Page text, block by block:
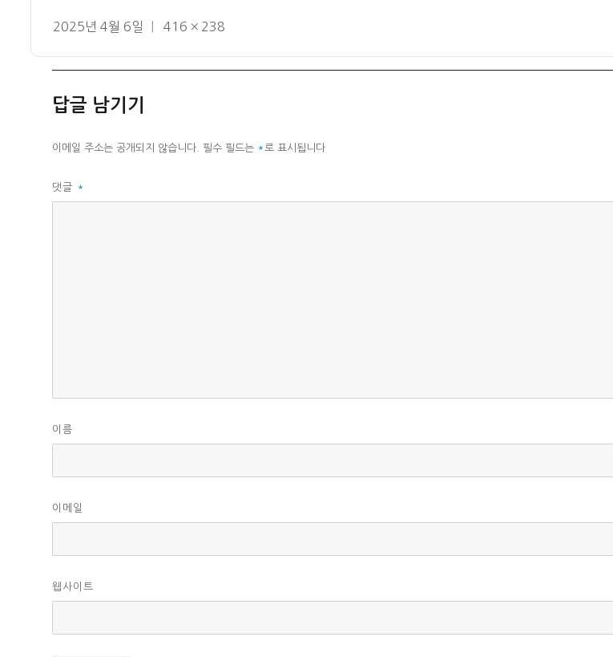
작
2025년 4월 6일
전
416 × 238
답글 남기기
이메일 주소는 공개되지 않습니다. 필수 필드는 *로 표시됩니다
댓글 *
이름
이메일
웹사이트